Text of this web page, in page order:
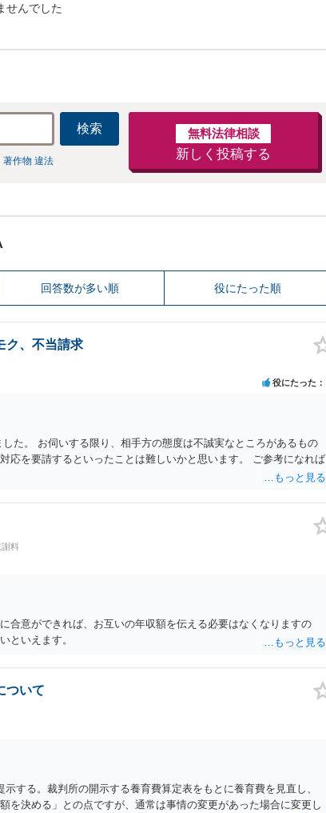
せんでした
検索
著作物 違法
無料法律相談
新しく投稿する
回答数が多い順 役にたった順
ク、不当請求
役にたった
た。 お伺いする限り、相手方の態度は不誠実なところがあるもの
応を要請するといったことは難しいかと思います。 ご参考になれば
謝料
合意ができれば、お互いの年収額を伝える必要はなくなりますの
といえます。
ついて
示する。裁判所の開示する養育費算定表をもとに養育費を見直し、
を決める」との点ですが、通常は事情の変更があった場合に変更し